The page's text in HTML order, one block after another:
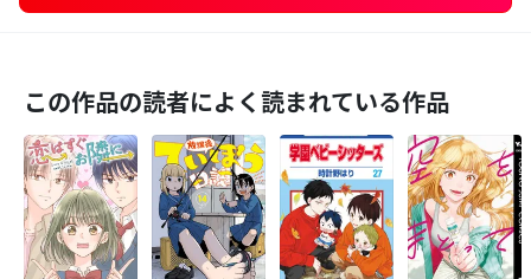
この作品の読者によく読まれている作品